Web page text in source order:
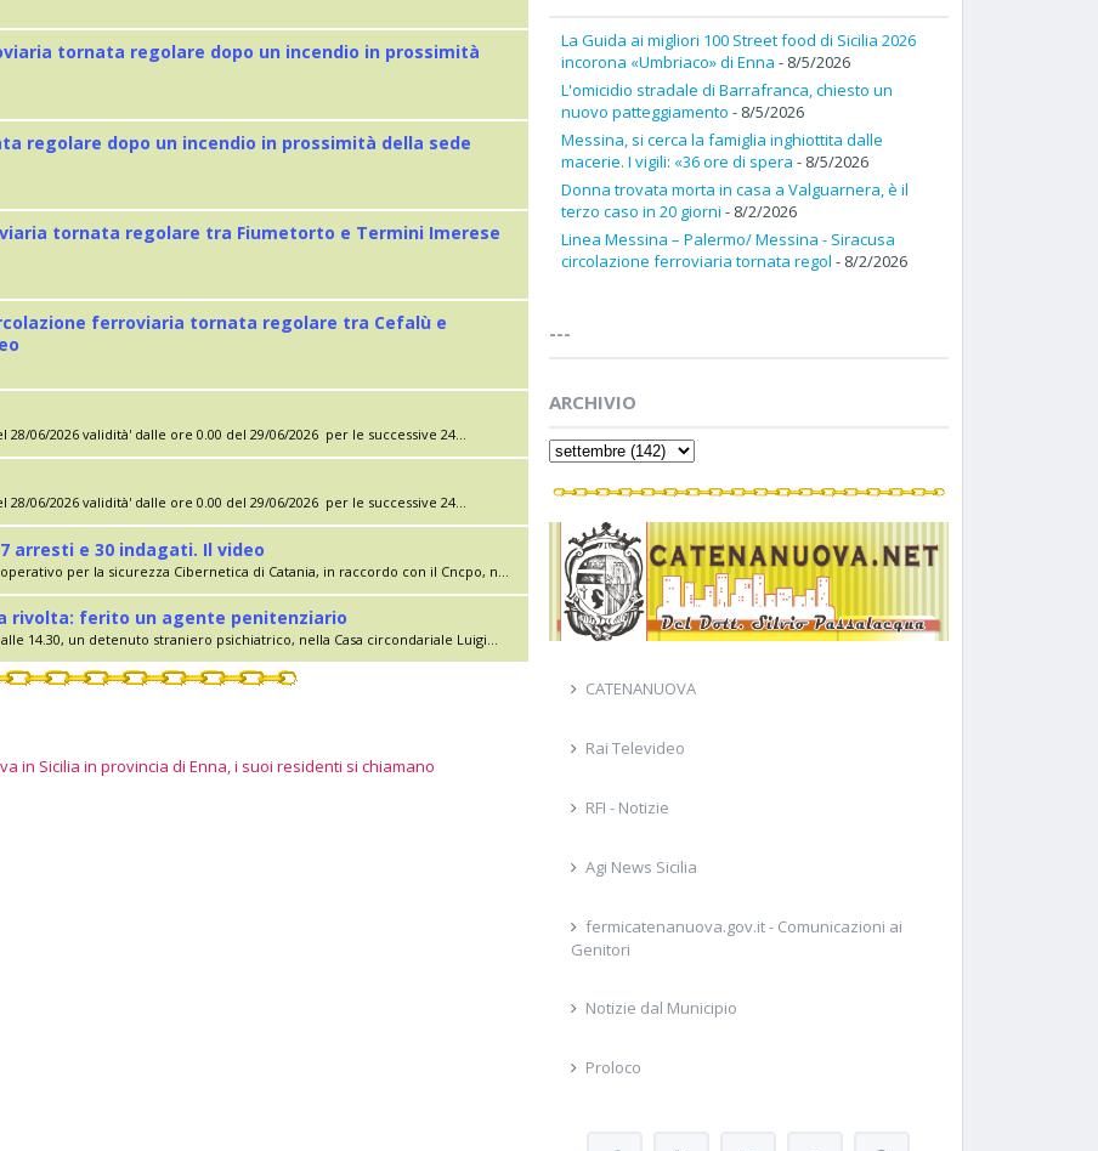
tornata regolare dopo un incendio in prossimità
regolare dopo un incendio in prossimità della sede
tornata regolare tra Fiumetorto e Termini Imerese
ferroviaria tornata regolare tra Cefalù e
06/2026 validità' dalle ore 0.00 del 29/06/2026 per le successive 24...
06/2026 validità' dalle ore 0.00 del 29/06/2026 per le successive 24...
arresti e 30 indagati. Il video
per la sicurezza Cibernetica di Catania, in raccordo con il Cncpo, n...
rivolta: ferito un agente penitenziario
14.30, un detenuto straniero psichiatrico, nella Casa circondariale Luigi...
in Sicilia in provincia di Enna, i suoi residenti si chiamano
La Guida ai migliori 100 Street food di Sicilia 2026
incorona «Umbriaco» di Enna - 8/5/2026
L'omicidio stradale di Barrafranca, chiesto un
nuovo patteggiamento - 8/5/2026
Messina, si cerca la famiglia inghiottita dalle
macerie. I vigili: «36 ore di spera - 8/5/2026
Donna trovata morta in casa a Valguarnera, è il
terzo caso in 20 giorni - 8/2/2026
Linea Messina – Palermo/ Messina - Siracusa
circolazione ferroviaria tornata regol - 8/2/2026
---
ARCHIVIO
CATENANUOVA
Rai Televideo
RFI - Notizie
Agi News Sicilia
fermicatenanuova.gov.it - Comunicazioni ai
Genitori
Notizie dal Municipio
Proloco